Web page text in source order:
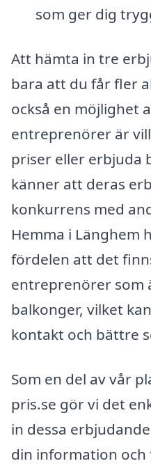
som ger dig
Att hämta in tre
bara att du får fler
också en möjlighet
entreprenörer är
priser eller erbjuda
känner att deras
konkurrens med
Hemma i Länghem
fördelen att det
entreprenörer som
balkonger, vilket
kontakt och bättre
Som en del av vår
pris.se gör vi det
in dessa
din information och